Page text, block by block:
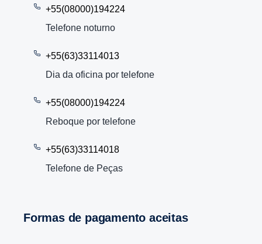
+55(08000)194224
Telefone noturno
+55(63)33114013
Dia da oficina por telefone
+55(08000)194224
Reboque por telefone
+55(63)33114018
Telefone de Peças
Formas de pagamento aceitas